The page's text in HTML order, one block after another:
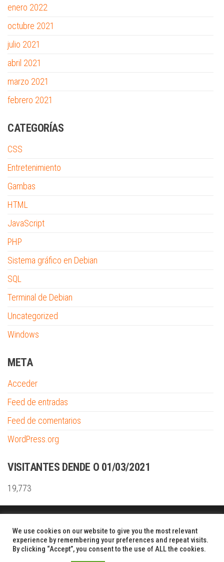
enero 2022
octubre 2021
julio 2021
abril 2021
marzo 2021
febrero 2021
CATEGORÍAS
CSS
Entretenimiento
Gambas
HTML
JavaScript
PHP
Sistema gráfico en Debian
SQL
Terminal de Debian
Uncategorized
Windows
META
Acceder
Feed de entradas
Feed de comentarios
WordPress.org
VISITANTES DENDE O 01/03/2021
19,773
We use cookies on our website to give you the most relevant
experience by remembering your preferences and repeat visits.
By clicking “Accept”, you consent to the use of ALL the cookies.